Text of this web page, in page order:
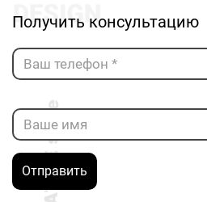
Получить консультацию
Отправить